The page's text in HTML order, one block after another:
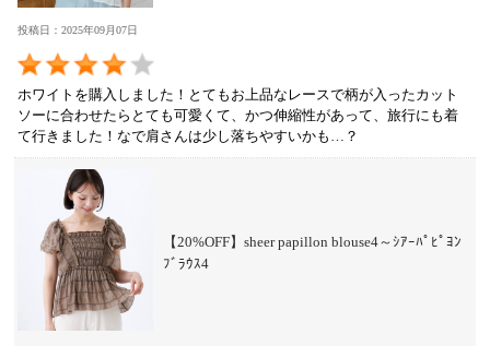
投稿日：2025年09月07日
ホワイトを購入しました！とてもお上品なレースで柄が入ったカット
ソーに合わせたらとても可愛くて、かつ伸縮性があって、旅行にも着
て行きました！なで肩さんは少し落ちやすいかも…？
【20%OFF】sheer papillon blouse4～ｼｱｰﾊﾟﾋﾟﾖﾝ
ﾌﾞﾗｳｽ4